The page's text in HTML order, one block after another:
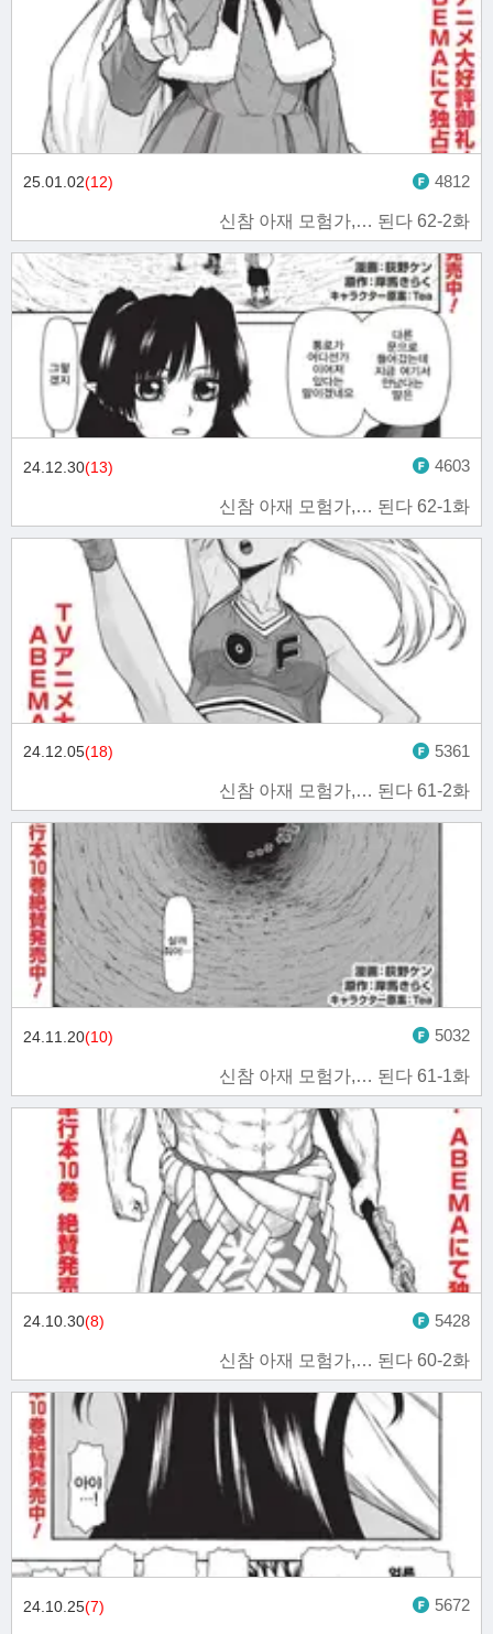
신참 아재 모험가,… 된다 62-2화
25.01.02(12) 4812
신참 아재 모험가,… 된다 62-1화
24.12.30(13) 4603
신참 아재 모험가,… 된다 61-2화
24.12.05(18) 5361
신참 아재 모험가,… 된다 61-1화
24.11.20(10) 5032
신참 아재 모험가,… 된다 60-2화
24.10.30(8) 5428
24.10.25(7) 5672